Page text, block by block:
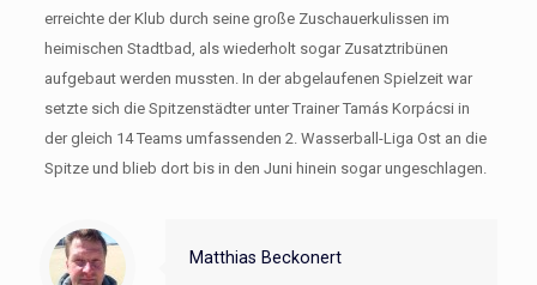
erreichte der Klub durch seine große Zuschauerkulissen im
heimischen Stadtbad, als wiederholt sogar Zusatztribünen
aufgebaut werden mussten. In der abgelaufenen Spielzeit war
setzte sich die Spitzenstädter unter Trainer Tamás Korpácsi in
der gleich 14 Teams umfassenden 2. Wasserball-Liga Ost an die
Spitze und blieb dort bis in den Juni hinein sogar ungeschlagen.
Matthias Beckonert